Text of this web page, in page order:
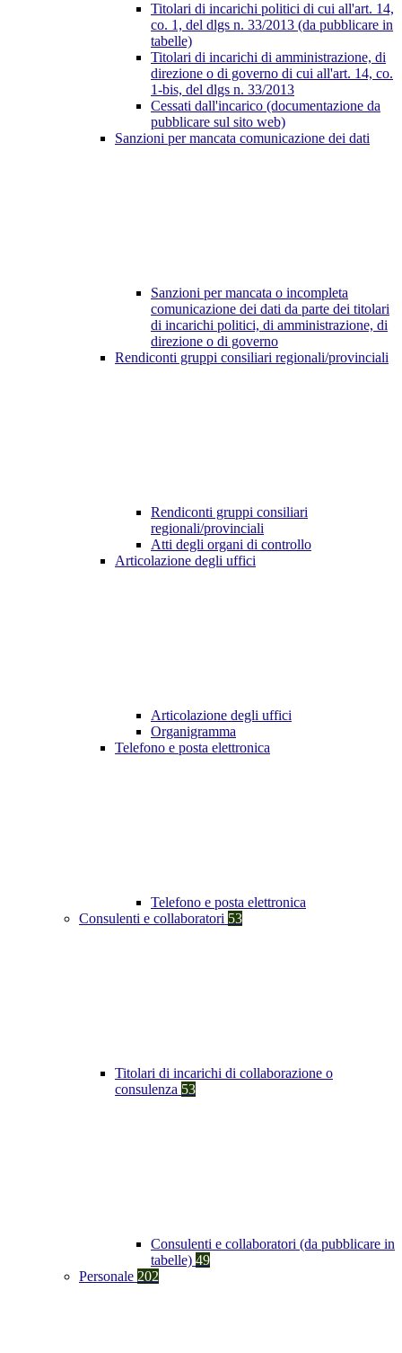
Titolari di incarichi politici di cui all'art. 14,
co. 1, del dlgs n. 33/2013 (da pubblicare in
tabelle)
Titolari di incarichi di amministrazione, di
direzione o di governo di cui all'art. 14, co.
1-bis, del dlgs n. 33/2013
Cessati dall'incarico (documentazione da
pubblicare sul sito web)
Sanzioni per mancata comunicazione dei dati
Sanzioni per mancata o incompleta
comunicazione dei dati da parte dei titolari
di incarichi politici, di amministrazione, di
direzione o di governo
Rendiconti gruppi consiliari regionali/provinciali
Rendiconti gruppi consiliari
regionali/provinciali
Atti degli organi di controllo
Articolazione degli uffici
Articolazione degli uffici
Organigramma
Telefono e posta elettronica
Telefono e posta elettronica
Consulenti e collaboratori 53
Titolari di incarichi di collaborazione o
consulenza 53
Consulenti e collaboratori (da pubblicare in
tabelle) 49
Personale 202